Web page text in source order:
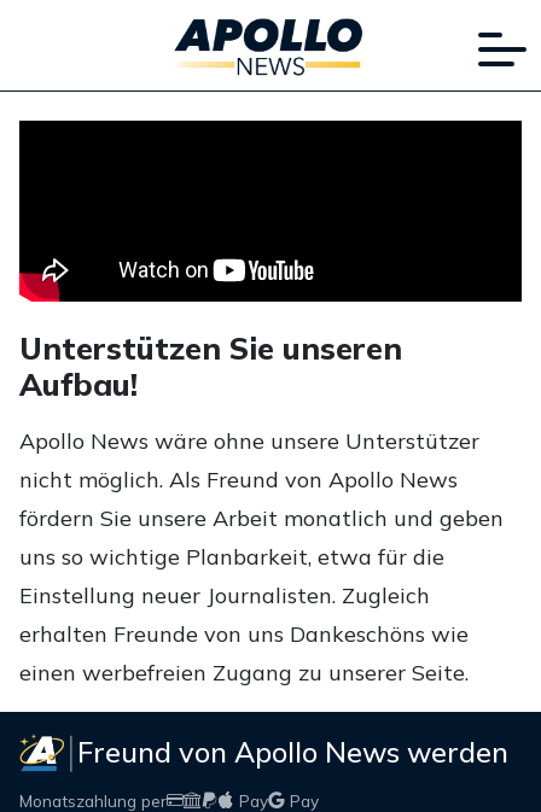
Unterstützen Sie unseren
Aufbau!
Apollo News wäre ohne unsere Unterstützer
nicht möglich. Als Freund von Apollo News
fördern Sie unsere Arbeit monatlich und geben
uns so wichtige Planbarkeit, etwa für die
Einstellung neuer Journalisten. Zugleich
erhalten Freunde von uns Dankeschöns wie
einen werbefreien Zugang zu unserer Seite.
Freund von Apollo News werden
Monatszahlung per Pay Pay